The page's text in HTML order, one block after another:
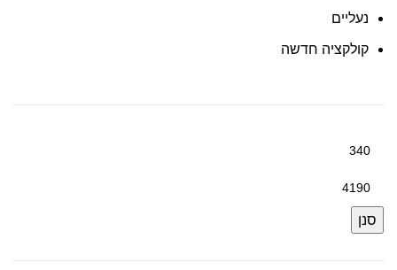
נעליים
קולקציה חדשה
סנן